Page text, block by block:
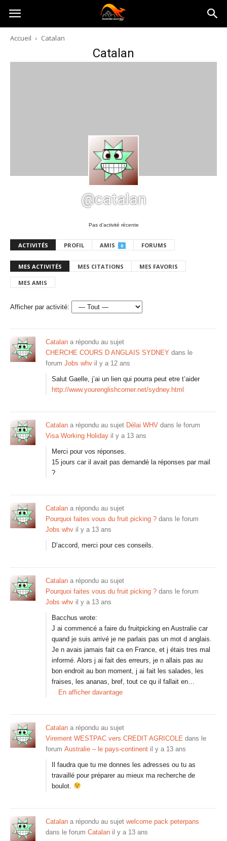
Australia-
australie.com
Accueil Catalan
Catalan
@catalan
Pas d’activité récente
ACTIVITÉS PROFIL AMIS 0 FORUMS
MES ACTIVITÉS MES CITATIONS MES FAVORIS
MES AMIS
Afficher par activité:
Catalan a répondu au sujet
CHERCHE COURS D ANGLAIS SYDNEY dans le
forum Jobs whv il y a 12 ans
Salut Gaelle, j’ai un lien qui pourra peut etre t’aider
http://www.yourenglishcorner.net/sydney.html
Catalan a répondu au sujet Délai WHV dans le forum
Visa Working Holiday il y a 13 ans
Merci pour vos réponses.
15 jours car il avait pas demandé la réponses par mail
?
Catalan a répondu au sujet
Pourquoi faites vous du fruit picking ? dans le forum
Jobs whv il y a 13 ans
D’accord, merci pour ces conseils.
Catalan a répondu au sujet
Pourquoi faites vous du fruit picking ? dans le forum
Jobs whv il y a 13 ans
Bacchus wrote:
J ai commencé a faire du fruitpicking en Australie car
quand je suis arrivé je ne parlais pas un mot d anglais.
Je n avais jamais fait ca en France, et j étais tres mal
informé. Alors j ai fait des erreurs, je n allais pas au
bon endroit au bon moment, j ai fait les salades, les
fraises, les ananas, bref, tout ce qu il fallait en…
En afficher davantage
Catalan a répondu au sujet
Virement WESTPAC vers CREDIT AGRICOLE dans le
forum Australie – le pays-continent il y a 13 ans
Il faudra que tu me donnes les adresses ou tu as
travaillé pour préparer au mieux ma recherche de
boulot.
Catalan a répondu au sujet welcome pack peterpans
dans le forum Catalan il y a 13 ans